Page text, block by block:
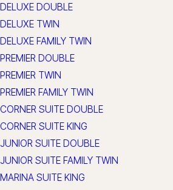
DELUXE DOUBLE
DELUXE TWIN
DELUXE FAMILY TWIN
PREMIER DOUBLE
PREMIER TWIN
PREMIER FAMILY TWIN
CORNER SUITE DOUBLE
CORNER SUITE KING
JUNIOR SUITE DOUBLE
JUNIOR SUITE FAMILY TWIN
MARINA SUITE KING